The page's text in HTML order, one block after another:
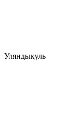
Уляндыкуль